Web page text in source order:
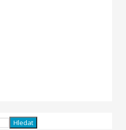
Hledat